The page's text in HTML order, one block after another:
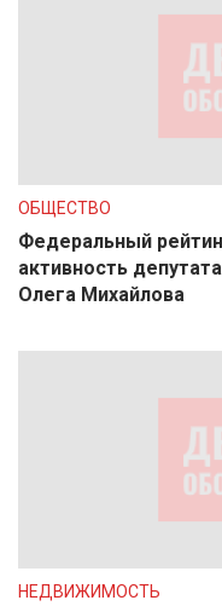
ОБЩЕСТВО
Федеральный
активность
Олега Михайлова
НЕДВИЖИМОСТЬ